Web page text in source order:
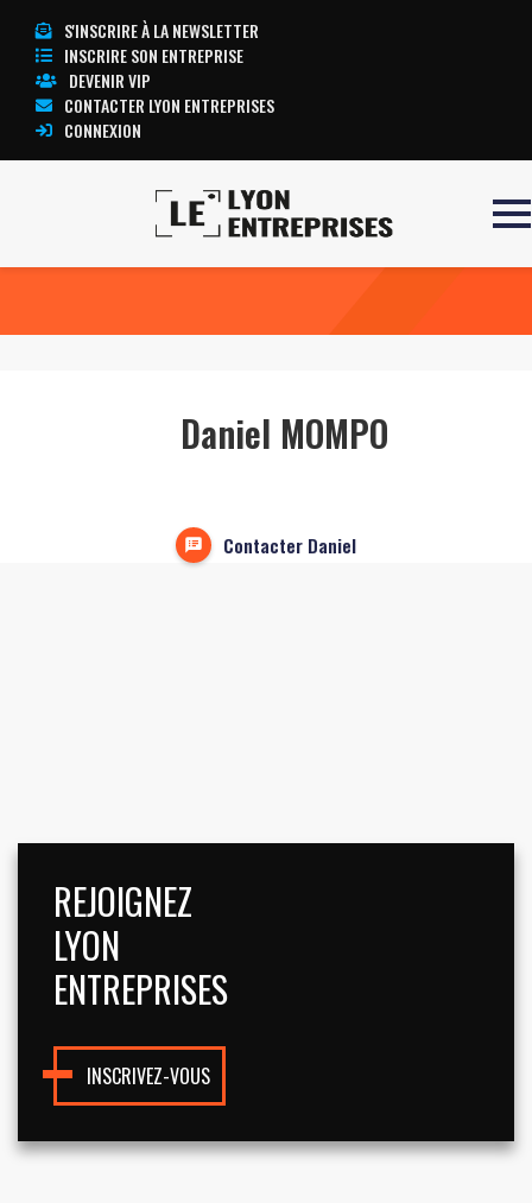
S'INSCRIRE À LA NEWSLETTER
INSCRIRE SON ENTREPRISE
DEVENIR VIP
CONTACTER LYON ENTREPRISES
CONNEXION
Daniel MOMPO
Contacter Daniel
REJOIGNEZ
LYON
ENTREPRISES
INSCRIVEZ-VOUS